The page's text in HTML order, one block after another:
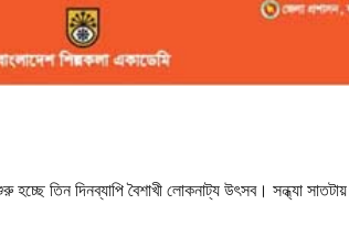
তিন দিনব্যাপি বৈশাখী লোকনাট্য উৎসব। সন্ধ্যা